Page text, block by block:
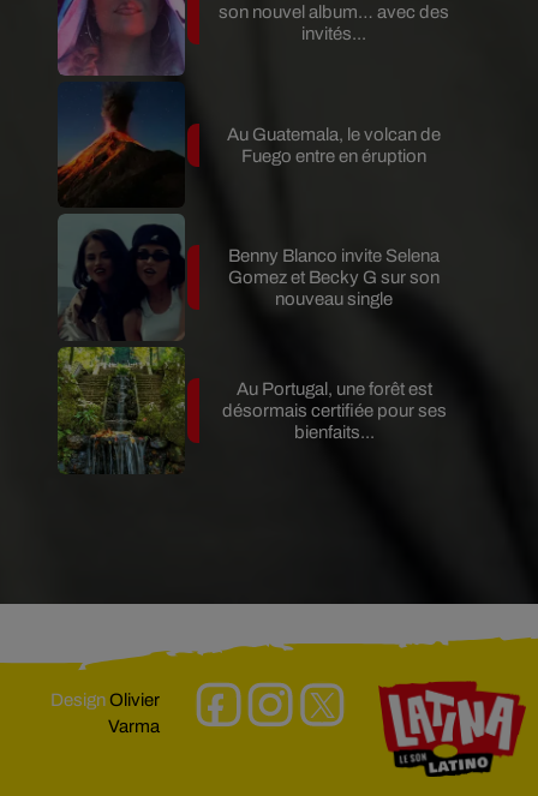
son nouvel album… avec des
invités...
Au Guatemala, le volcan de
Fuego entre en éruption
Benny Blanco invite Selena
Gomez et Becky G sur son
nouveau single
Au Portugal, une forêt est
désormais certifiée pour ses
bienfaits...
DesignOlivier
Varma